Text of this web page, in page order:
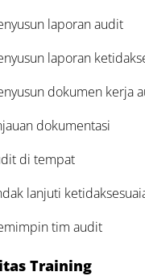
laporan audit
laporan
dokumen kerja
dokumentasi
di tempat
lanjuti
tim audit
Training